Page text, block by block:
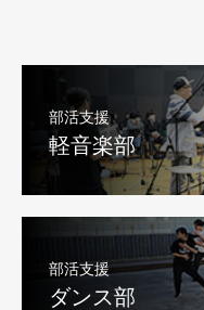
部活支援
軽音楽部
部活支援
ダンス部